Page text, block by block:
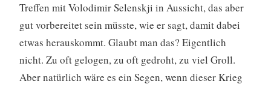
Treffen mit Volodimir Selenskji in Aussicht, das aber
gut vorbereitet sein müsste, wie er sagt, damit dabei
etwas herauskommt. Glaubt man das? Eigentlich
nicht. Zu oft gelogen, zu oft gedroht, zu viel Groll.
Aber natürlich wäre es ein Segen, wenn dieser Krieg